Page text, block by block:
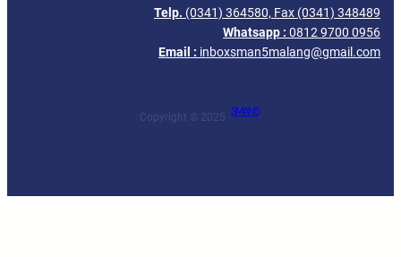
Telp. (0341) 364580, Fax (0341) 348489
Whatsapp : 0812 9700 0956
Email : inboxsman5malang@gmail.com
Copyright © 2025 ·SMAN 5·